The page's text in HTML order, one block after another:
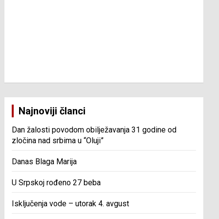
Najnoviji članci
Dan žalosti povodom obilježavanja 31 godine od
zločina nad srbima u “Oluji”
Danas Blaga Marija
U Srpskoj rođeno 27 beba
Isključenja vode – utorak 4. avgust